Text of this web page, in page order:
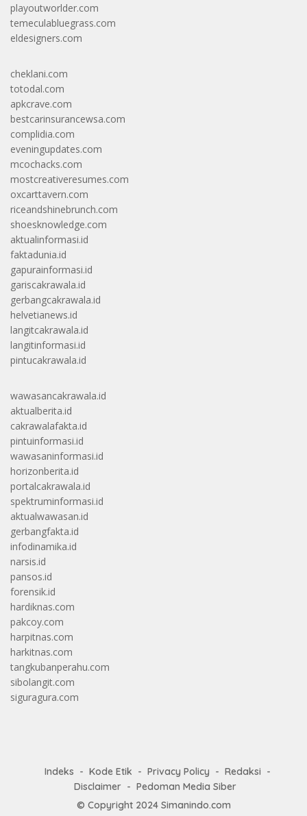
playoutworlder.com
temeculabluegrass.com
eldesigners.com
cheklani.com
totodal.com
apkcrave.com
bestcarinsurancewsa.com
complidia.com
eveningupdates.com
mcochacks.com
mostcreativeresumes.com
oxcarttavern.com
riceandshinebrunch.com
shoesknowledge.com
aktualinformasi.id
faktadunia.id
gapurainformasi.id
gariscakrawala.id
gerbangcakrawala.id
helvetianews.id
langitcakrawala.id
langitinformasi.id
pintucakrawala.id
wawasancakrawala.id
aktualberita.id
cakrawalafakta.id
pintuinformasi.id
wawasaninformasi.id
horizonberita.id
portalcakrawala.id
spektruminformasi.id
aktualwawasan.id
gerbangfakta.id
infodinamika.id
narsis.id
pansos.id
forensik.id
hardiknas.com
pakcoy.com
harpitnas.com
harkitnas.com
tangkubanperahu.com
sibolangit.com
siguragura.com
Indeks Kode Etik Privacy Policy
Redaksi
Disclaimer
Pedoman Media Siber
© Copyright 2024 Simanindo.com